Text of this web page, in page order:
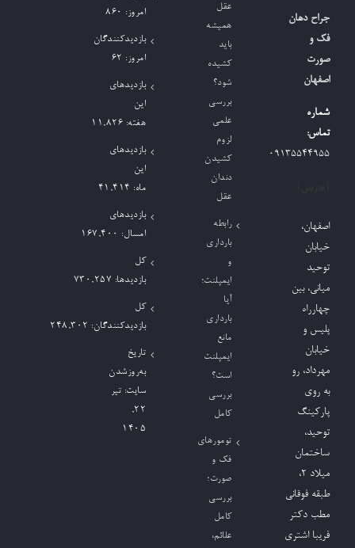
جراح دهان
فک و
صورت
اصفهان
شماره
تماس:
09135544955
اصفهان،
خیابان
توحید
میانی، بین
چهارراه
پلیس و
خیابان
مهرداد، رو
به روی
پارکینگ
توحید،
ساختمان
میلاد ٢،
طبقه فوقانی
مطب دکتر
فریبا اشتری
عقل
همیشه
باید
کشیده
شود؟
بررسی
علمی
لزوم
کشیدن
دندان
عقل
رابطه
بارداری
و
ایمپلنت؛
آیا
بارداری
مانع
ایمپلنت
است؟
بررسی
کامل
تومورهای
فک و
صورت؛
بررسی
کامل
علائم،
امروز: 860
بازدیدکنندگان
امروز: 62
بازدیدهای
این
هفته: 11,826
بازدیدهای
این
ماه: 41,414
بازدیدهای
امسال: 167,400
کل
بازدیدها: 730,257
کل
بازدیدکنند‌گان: 248,302
تاریخ
به‌روزشدن
سایت: تیر
۲۲,
۱۴۰۵